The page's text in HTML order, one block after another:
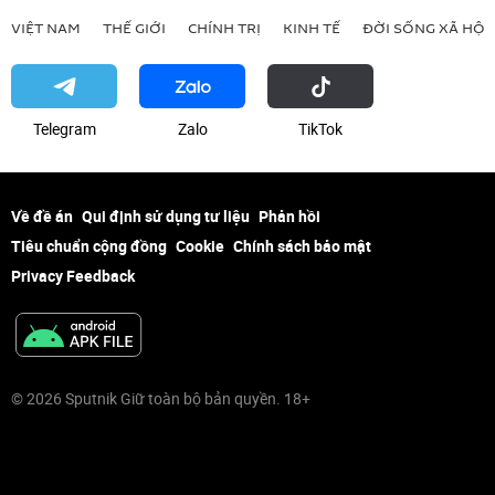
VIỆT NAM THẾ GIỚI CHÍNH TRỊ KINH TẾ ĐỜI SỐNG XÃ HỘI
Telegram Zalo ТikТоk
Về đề án Qui định sử dụng tư liệu Phản hồi
Tiêu chuẩn cộng đồng Cookie Chính sách bảo mật
Privacy Feedback
© 2026 Sputnik Giữ toàn bộ bản quyền. 18+